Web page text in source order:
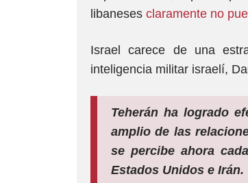
libaneses claramente no
Israel carece de una
inteligencia militar israelí,
Teherán ha logrado
amplio de las
se percibe ahora
Estados Unidos e Irán.